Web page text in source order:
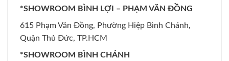
*SHOWROOM BÌNH LỢI – PHẠM VĂN ĐỒNG
615 Phạm Văn Đồng, Phường Hiệp Bình Chánh,
Quận Thủ Đức, TP.HCM
*SHOWROOM BÌNH CHÁNH